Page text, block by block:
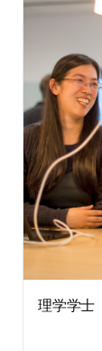
理学学士